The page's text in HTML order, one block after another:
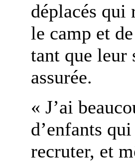
déplacés qui
le camp et
tant que leur
assurée.
« J’ai
d’enfants
recruter, et